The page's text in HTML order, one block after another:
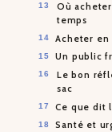
Où
temps
Acheter en
Un public
Le bon
sac
Ce que dit
Santé et